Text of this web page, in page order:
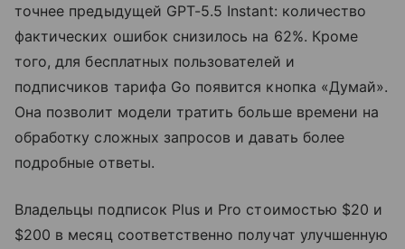
точнее предыдущей GPT-5.5 Instant: количество
фактических ошибок снизилось на 62%. Кроме
того, для бесплатных пользователей и
подписчиков тарифа Go появится кнопка «Думай».
Она позволит модели тратить больше времени на
обработку сложных запросов и давать более
подробные ответы.
Владельцы подписок Plus и Pro стоимостью $20 и
$200 в месяц соответственно получат улучшенную